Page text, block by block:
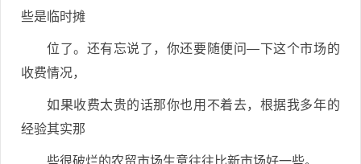
些是临时摊
位了。还有忘说了，你还要随便问—下这个市场的
收费情况，
如果收费太贵的话那你也用不着去，根据我多年的
经验其实那
些很破烂的农贸市场生意往往比新市场好一些。